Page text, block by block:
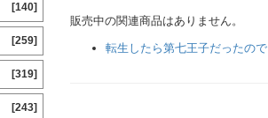
販売中の関連商品はありません。
転生したら第七王子だったの
[140]
[259]
[319]
[243]